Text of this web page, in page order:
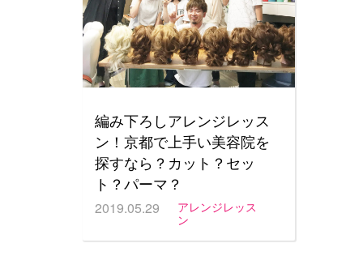
編み下ろしアレンジレッス
ン！京都で上手い美容院を
探すなら？カット？セッ
ト？パーマ？
2019.05.29
アレンジレッス
ン